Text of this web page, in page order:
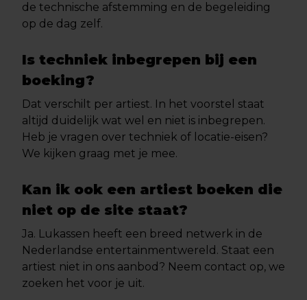
de technische afstemming en de begeleiding
op de dag zelf.
Is techniek inbegrepen bij een
boeking?
Dat verschilt per artiest. In het voorstel staat
altijd duidelijk wat wel en niet is inbegrepen.
Heb je vragen over techniek of locatie-eisen?
We kijken graag met je mee.
Kan ik ook een artiest boeken die
niet op de site staat?
Ja. Lukassen heeft een breed netwerk in de
Nederlandse entertainmentwereld. Staat een
artiest niet in ons aanbod? Neem contact op, we
zoeken het voor je uit.